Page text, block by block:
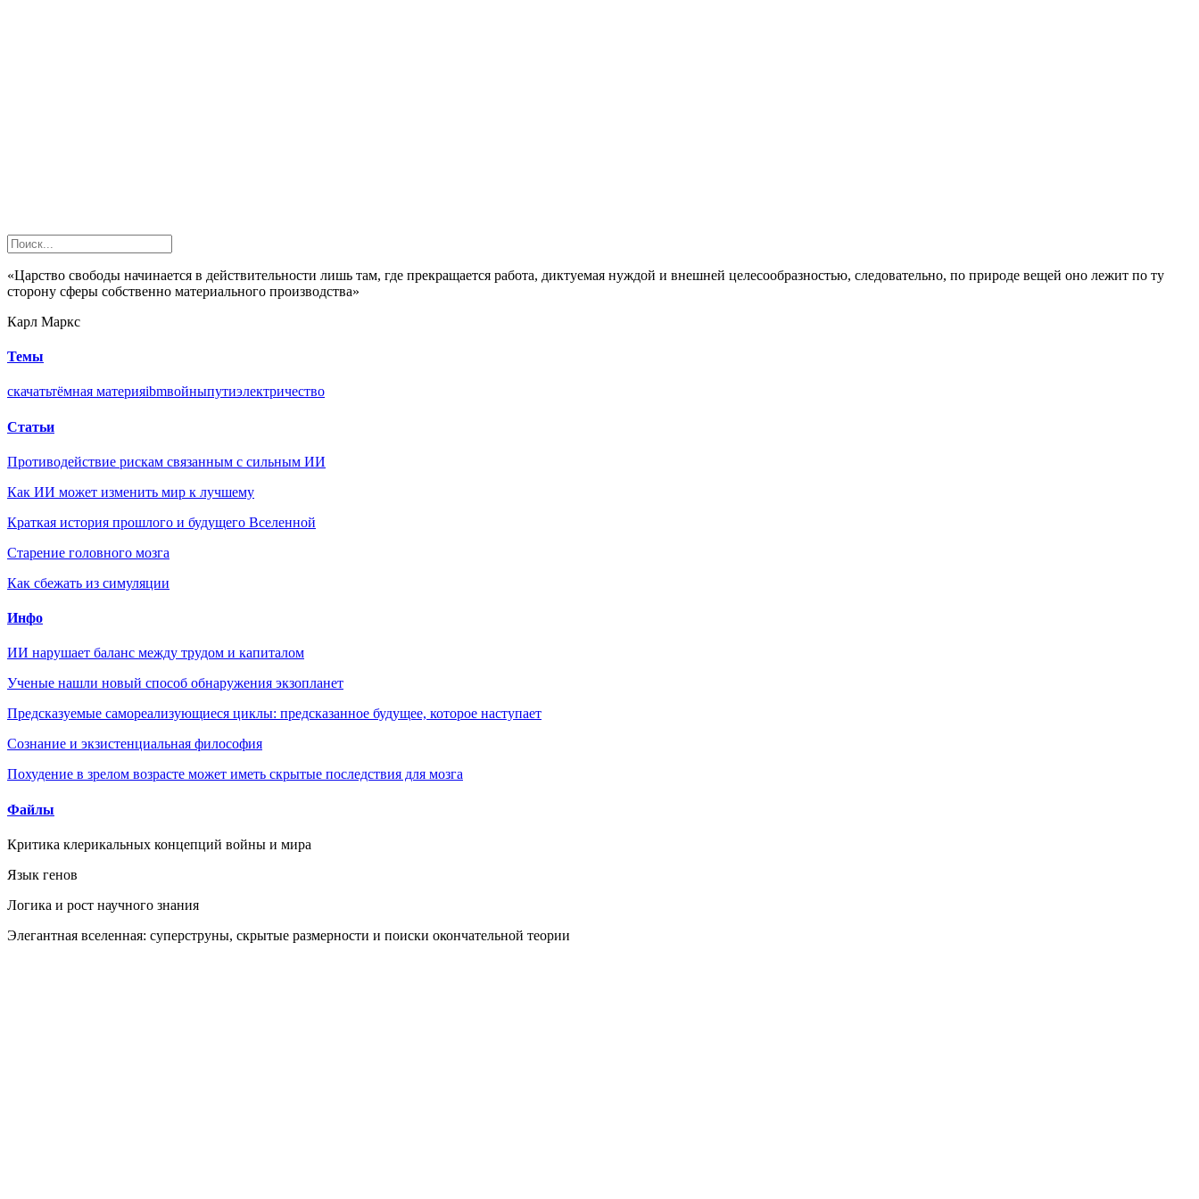
«Царство свободы начинается в действительности лишь там, где прекращается работа, диктуемая нуждой и внешней целесообразностью, следовательно, по природе вещей оно лежит по ту
сторону сферы собственно материального производства»
Карл Маркс
Темы
скачатьтёмная материяibmвойныпутиэлектричество
Статьи
Противодействие рискам связанным с сильным ИИ
Как ИИ может изменить мир к лучшему
Краткая история прошлого и будущего Вселенной
Старение головного мозга
Как сбежать из симуляции
Инфо
ИИ нарушает баланс между трудом и капиталом
Ученые нашли новый способ обнаружения экзопланет
Предсказуемые самореализующиеся циклы: предсказанное будущее, которое наступает
Сознание и экзистенциальная философия
Похудение в зрелом возрасте может иметь скрытые последствия для мозга
Файлы
Критика клерикальных концепций войны и мира
Язык генов
Логика и рост научного знания
Элегантная вселенная: суперструны, скрытые размерности и поиски окончательной теории